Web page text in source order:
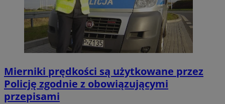
Mierniki prędkości są użytkowane przez
Policję zgodnie z obowiązującymi
przepisami